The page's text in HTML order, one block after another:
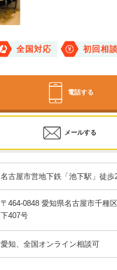
全国対応 初回相
電話する
メールする
名古屋市営地下鉄「池下駅」徒歩
〒464-0848 愛知県名古屋市千種
下407号
愛知、全国オンライン相談可